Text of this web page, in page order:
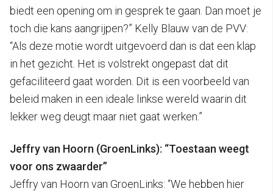
biedt een opening om in gesprek te gaan. Dan moet je
toch die kans aangrijpen?” Kelly Blauw van de PVV:
“Als deze motie wordt uitgevoerd dan is dat een klap
in het gezicht. Het is volstrekt ongepast dat dit
gefaciliteerd gaat worden. Dit is een voorbeeld van
beleid maken in een ideale linkse wereld waarin dit
lekker weg deugt maar niet gaat werken.”
Jeffry van Hoorn (GroenLinks): “Toestaan weegt
voor ons zwaarder”
Jeffry van Hoorn van GroenLinks: “We hebben hier